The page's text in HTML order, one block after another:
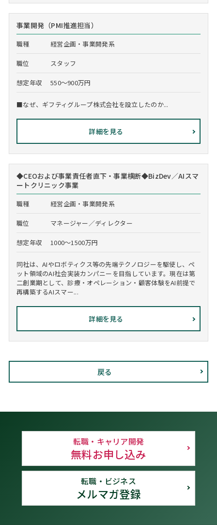
事業開発（PMI推進担当）
職種 経営企画・事業開発系
職位 スタッフ
想定年収 550～900万円
■なぜ、ギフティグループ株式会社を設立したのか...
詳細を見る
◆CEOおよび事業責任者直下・事業横断◆BizDev／AIスマ
ートクリニック事業
職種 経営企画・事業開発系
職位 マネージャー／ディレクター
想定年収 1000～1500万円
同社は、AIやロボティクス等の先端テクノロジーを駆使し、ペ
ット領域のAI社会実装カンパニーを目指しています。現在は第
二創業期として、診療・オペレーション・顧客体験をAI前提で
再構築するAIスマー...
詳細を見る
戻る
転職・キャリア開発
無料お申し込み
転職・ビジネス
メルマガ登録